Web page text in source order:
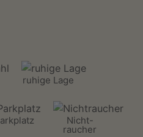
ruhige Lage
Nicht-
raucher